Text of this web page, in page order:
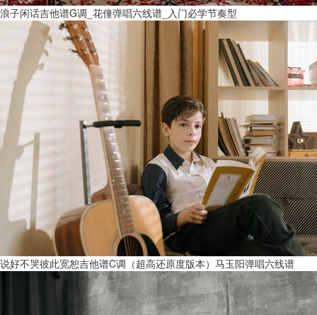
浪子闲话吉他谱G调_花僮弹唱六线谱_入门必学节奏型
说好不哭彼此宽恕吉他谱C调（超高还原度版本）马玉阳弹唱六线谱